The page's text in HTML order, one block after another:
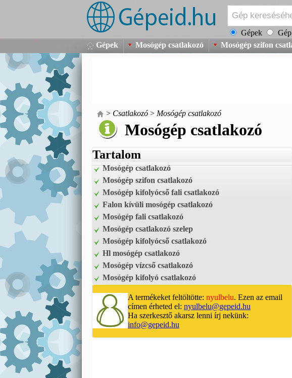
Gépek
Gépek Mosógép csatlakozó Mosógép szifon
> Csatlakozó > Mosógép csatlakozó
Mosógép csatlakozó
Tartalom
Mosógép csatlakozó
Mosógép szifon csatlakozó
Mosógép kifolyócső fali csatlakozó
Falon kívüli mosógép csatlakozó
Mosógép fali csatlakozó
Mosógép csatlakozó szelep
Mosógép kifolyócső csatlakozó
Hl mosógép csatlakozó
Mosógép vízcső csatlakozó
Mosógép kifolyó csatlakozó
A termékeket feltöltötte: nyulbelu. Ezen az email
címen érheted el: nyulbelu@gepeid.hu
Ha szerkesztő akarsz lenni írj nekünk:
info@gepeid.hu